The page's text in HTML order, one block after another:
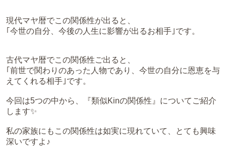
現代マヤ暦でこの関係性が出ると、
｢今世の自分、今後の人生に影響が出るお相手｣です。
古代マヤ暦でこの関係性ご出ると、
｢前世で関わりのあった人物であり、今世の自分に恩恵を与
えてくれる相手｣です。
今回は5つの中から、『類似Kinの関係性』についてご紹介
します✨
私の家族にもこの関係性は如実に現れていて、とても興味
深いですよ♪